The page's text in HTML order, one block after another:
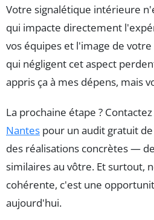
Votre signalétique intérieure
qui impacte directement
vos équipes et l'image de
qui négligent cet aspect
appris ça à mes dépens, mais
La prochaine étape ?
Nantes pour un audit gratuit
des réalisations concrètes —
similaires au vôtre. Et surtout,
cohérente, c'est une
aujourd'hui.